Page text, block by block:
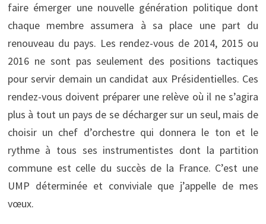
faire émerger une nouvelle génération politique dont
chaque membre assumera à sa place une part du
renouveau du pays. Les rendez-vous de 2014, 2015 ou
2016 ne sont pas seulement des positions tactiques
pour servir demain un candidat aux Présidentielles. Ces
rendez-vous doivent préparer une relève où il ne s’agira
plus à tout un pays de se décharger sur un seul, mais de
choisir un chef d’orchestre qui donnera le ton et le
rythme à tous ses instrumentistes dont la partition
commune est celle du succès de la France. C’est une
UMP déterminée et conviviale que j’appelle de mes
vœux.